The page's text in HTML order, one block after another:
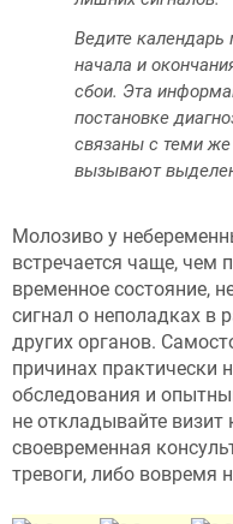
Ведите
начала и
сбои. Эта
постановке
связаны с теми
вызывают
Молозиво у
встречается чаще, чем
временное состояние,
сигнал о неполадках в
других органов.
причинах
обследования и
не откладывайте
своевременная
тревоги, либо вовремя